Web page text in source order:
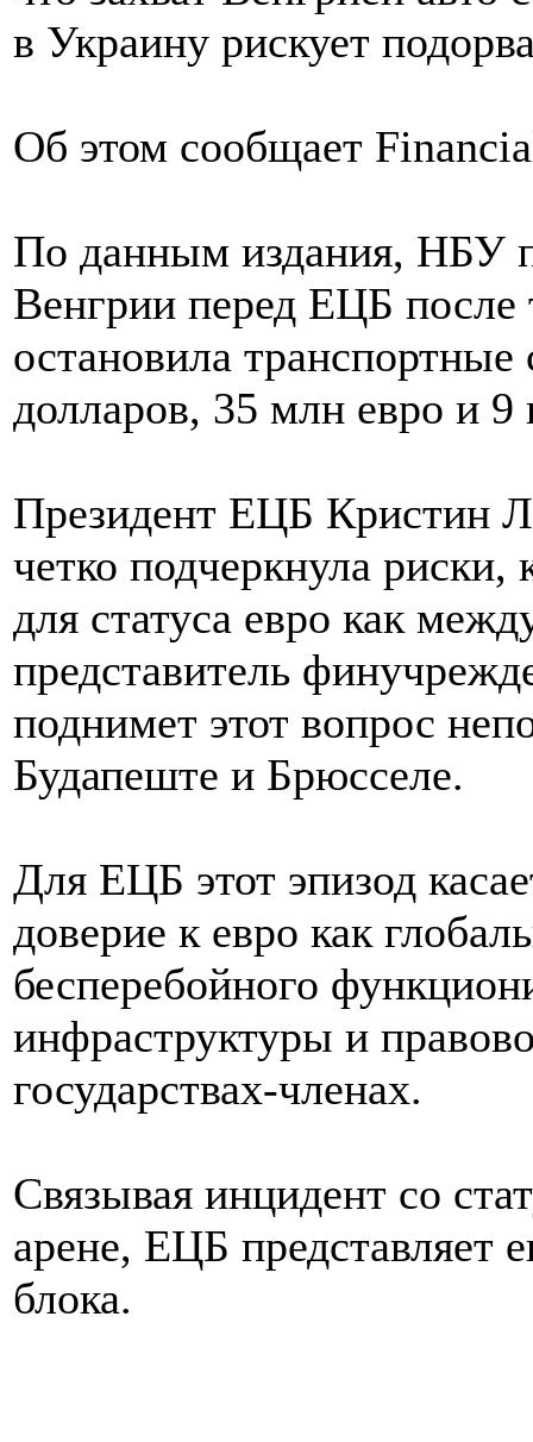
в Украину рискует
Об этом сообщает
По данным издания, НБУ
Венгрии перед ЕЦБ после
остановила
долларов, 35 млн евро и 9
Президент ЕЦБ Кристин
четко подчеркнула риски,
для статуса евро как
представитель
поднимет этот вопрос
Будапеште и Брюсселе.
Для ЕЦБ этот эпизод
доверие к евро как
бесперебойного
инфраструктуры и
государствах-членах.
Связывая инцидент со
арене, ЕЦБ представляет
блока.